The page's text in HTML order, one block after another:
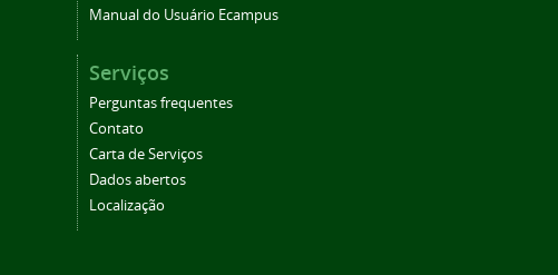
Manual do Usuário Ecampus
Serviços
Perguntas frequentes
Contato
Carta de Serviços
Dados abertos
Localização